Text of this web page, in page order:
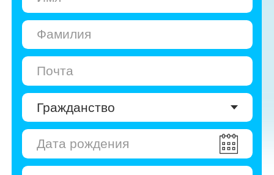
Даю согласие наобработку персональных